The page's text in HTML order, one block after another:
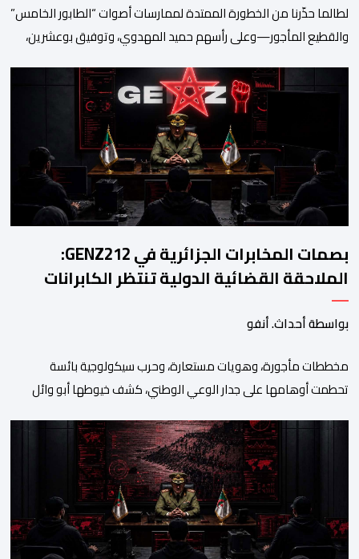
لطالما حذّرنا من الخطورة الممتدة لممارسات أصوات “الطابور الخامس”
والقطيع المأجور—وعلى رأسهم حميد المهدوي، وتوفيق بوعشرين،
أخلاقيات العمل الصحفي ومقتضيات القانون الجنائي، عبر الاستغلال
المقيت لفقر وهشاشة بعض المواطنين وتوظيف انفعالاتهم لخدمة
أجندات التهييج وضرر استقرار الوطن. وجاء بوح “أبو وائل الريفي” هذا
الأحد ليؤكد حقيقة هذه […]
بصمات المخابرات الجزائرية في GENZ212:
الملاحقة القضائية الدولية تنتظر الكابرانات
بواسطة أحداث. أنفو
مخططات مأجورة، وهويات مستعارة، وحرب سيكولوجية بائسة
تحطمت أوهامها على جدار الوعي الوطني، كشف خيوطها أبو وائل
الأجهزة الأمنية المغربية لأحدث محاولات المخابرات العسكرية الجزائرية
استهداف امن المملكة واستقرارها. أكد أبو وائل الريفي أنه: “بعد
إجهاض مخططات الجارة التي تحركت سريعا عبر عملائها […]